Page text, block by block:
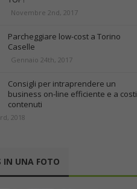
Novembre 2nd, 2017
Parcheggiare low-cost a Torino
Caselle
Gennaio 24th, 2017
Consigli per intraprendere un
business on-line efficiente e a costi
contenuti
2018
IN UNA FOTO